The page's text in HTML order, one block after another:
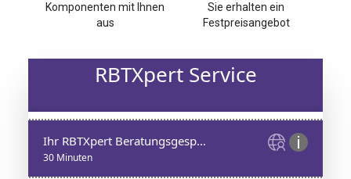
Komponenten mit Ihnen
aus
Sie erhalten ein
Festpreisangebot